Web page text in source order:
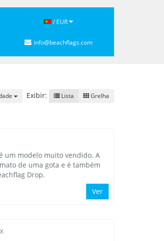
/ EUR
info@beachflags.com
Exibir: Lista Grelha
um modelo muito vendido. A
de uma gota e é também
Drop.
Ver